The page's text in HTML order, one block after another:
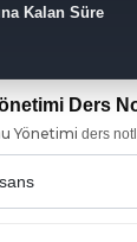
Kalan Süre
Ders
Yönetimi ders